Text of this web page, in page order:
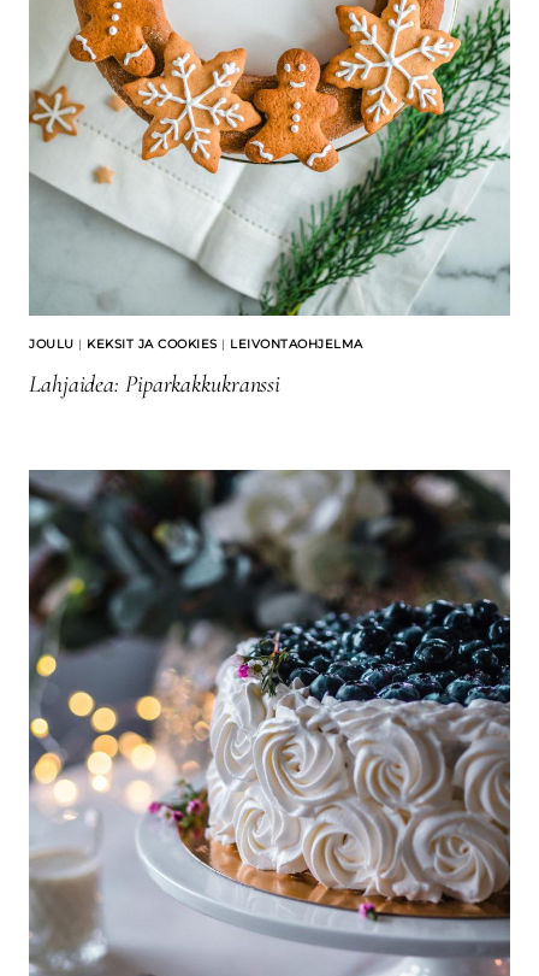
JOULU | KEKSIT JA COOKIES | LEIVONTAOHJELMA
Lahjaidea: Piparkakkukranssi